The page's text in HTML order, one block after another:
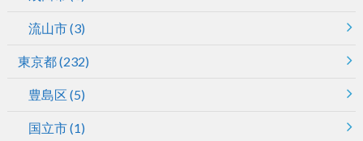
流山市(3)
東京都(232)
豊島区 (5)
国立市(1)